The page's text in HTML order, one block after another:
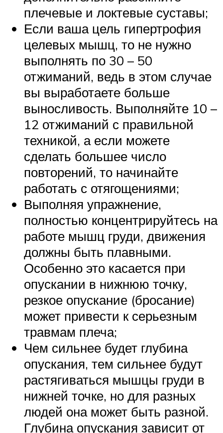
плечевые и локтевые суставы;
Если ваша цель гипертрофия
целевых мышц, то не нужно
выполнять по 30 – 50
отжиманий, ведь в этом случае
вы выработаете больше
выносливость. Выполняйте 10 –
12 отжиманий с правильной
техникой, а если можете
сделать большее число
повторений, то начинайте
работать с отягощениями;
Выполняя упражнение,
полностью концентрируйтесь на
работе мышц груди, движения
должны быть плавными.
Особенно это касается при
опускании в нижнюю точку,
резкое опускание (бросание)
может привести к серьезным
травмам плеча;
Чем сильнее будет глубина
опускания, тем сильнее будут
растягиваться мышцы груди в
нижней точке, но для разных
людей она может быть разной.
Глубина опускания зависит от